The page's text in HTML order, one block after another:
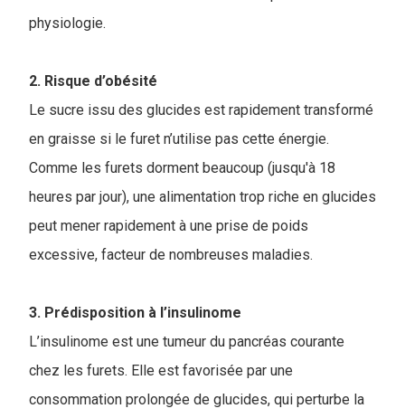
physiologie.
2. Risque d’obésité
Le sucre issu des glucides est rapidement transformé
en graisse si le furet n’utilise pas cette énergie.
Comme les furets dorment beaucoup (jusqu'à 18
heures par jour), une alimentation trop riche en glucides
peut mener rapidement à une prise de poids
excessive, facteur de nombreuses maladies.
3. Prédisposition à l’insulinome
L’insulinome est une tumeur du pancréas courante
chez les furets. Elle est favorisée par une
consommation prolongée de glucides, qui perturbe la